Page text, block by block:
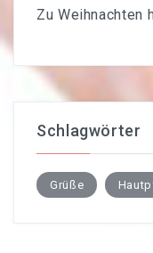
Zu Weihnachten
Schlagwörter
Grüße